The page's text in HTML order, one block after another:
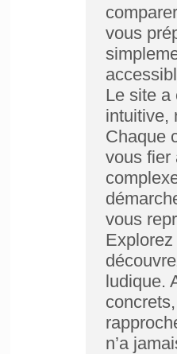
vous
Le site a
intuitive,
Chaque
vous fier
vous
ludique.
n’a